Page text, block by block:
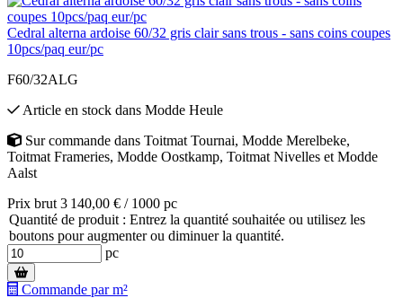
Cedral alterna ardoise 60/32 gris clair sans trous - sans coins coupes
10pcs/paq eur/pc
F60/32ALG
Article en stock dans Modde Heule
Sur commande dans Toitmat Tournai, Modde Merelbeke,
Toitmat Frameries, Modde Oostkamp, Toitmat Nivelles et Modde
Aalst
Prix brut 3 140,00 € / 1000 pc
Quantité de produit : Entrez la quantité souhaitée ou utilisez les
boutons pour augmenter ou diminuer la quantité.
pc
Commande par m²